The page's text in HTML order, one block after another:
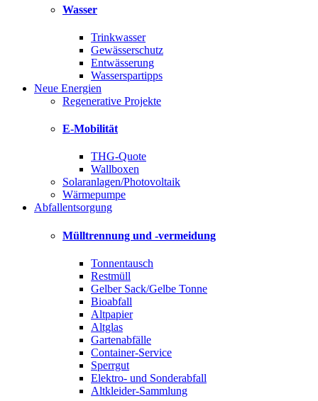
Wasser
Trinkwasser
Gewässerschutz
Entwässerung
Wasserspartipps
Neue Energien
Regenerative Projekte
E-Mobilität
THG-Quote
Wallboxen
Solaranlagen/Photovoltaik
Wärmepumpe
Abfallentsorgung
Mülltrennung und -vermeidung
Tonnentausch
Restmüll
Gelber Sack/Gelbe Tonne
Bioabfall
Altpapier
Altglas
Gartenabfälle
Container-Service
Sperrgut
Elektro- und Sonderabfall
Altkleider-Sammlung